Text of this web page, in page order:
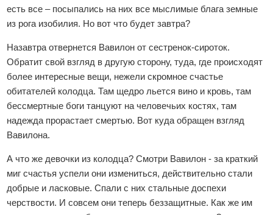
есть все – посыпались на них все мыслимые блага земные
из рога изобилия. Но вот что будет завтра?
Назавтра отвернется Вавилон от сестренок-сироток.
Обратит свой взгляд в другую сторону, туда, где происходят
более интересные вещи, нежели скромное счастье
обитателей колодца. Там щедро льется вино и кровь, там
бессмертные боги танцуют на человечьих костях, там
надежда прорастает смертью. Вот куда обращен взгляд
Вавилона.
А что же девочки из колодца? Смотри Вавилон - за краткий
миг счастья успели они измениться, действительно стали
добрые и ласковые. Спали с них стальные доспехи
черствости. И совсем они теперь беззащитные. Как же им